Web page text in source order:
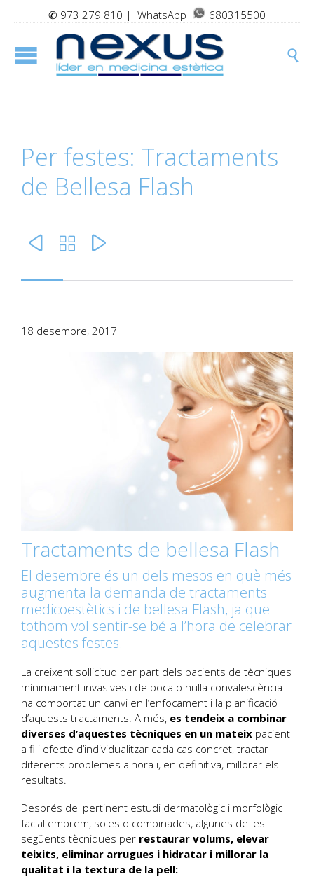
✆ 973 279 810 | WhatsApp 680315500

Per festes: Tractaments
de Bellesa Flash
  
18 desembre, 2017
Tractaments de bellesa Flash
El desembre és un dels mesos en què més
augmenta la demanda de tractaments
medicoestètics i de bellesa Flash, ja que
tothom vol sentir-se bé a l’hora de celebrar
aquestes festes.
La creixent sol·licitud per part dels pacients de tècniques
mínimament invasives i de poca o nul·la convalescència
ha comportat un canvi en l’enfocament i la planificació
d’aquests tractaments. A més, es tendeix a combinar
diverses d’aquestes tècniques en un mateix pacient
a fi i efecte d’individualitzar cada cas concret, tractar
diferents problemes alhora i, en definitiva, millorar els
resultats.
Després del pertinent estudi dermatològic i morfològic
facial emprem, soles o combinades, algunes de les
següents tècniques per restaurar volums, elevar
teixits, eliminar arrugues i hidratar i millorar la
qualitat i la textura de la pell: